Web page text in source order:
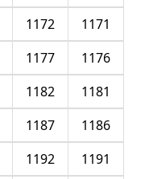
1171
1172
1176
1177
1181
1182
1186
1187
1191
1192